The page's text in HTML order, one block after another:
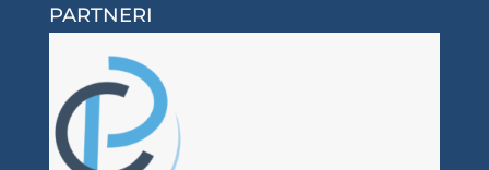
PARTNERI